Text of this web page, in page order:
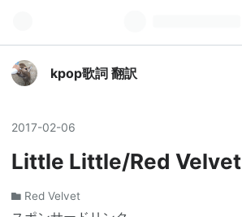
kpop歌詞 翻訳
2017-02-06
Little Little/Red Velvet
Red Velvet